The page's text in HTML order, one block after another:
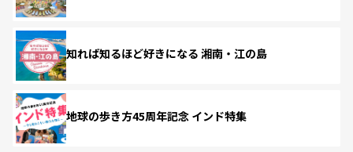
知れば知るほど好きになる 湘南・江の島
地球の歩き方45周年記念 インド特集